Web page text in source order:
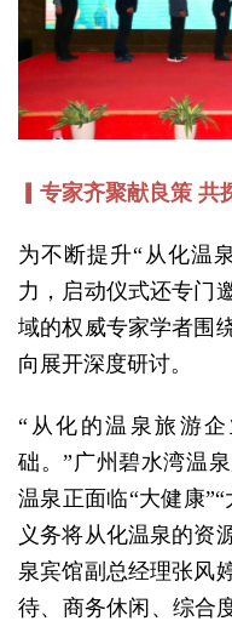
▎专家齐聚献良策 共
为不断提升“从化温
力，启动仪式还专门
域的权威专家学者围
向展开深度研讨。
“从化的温泉旅游
础。”广州碧水湾温
温泉正面临“大健康
义务将从化温泉的资
泉宾馆副总经理张风
待、商务休闲、综合